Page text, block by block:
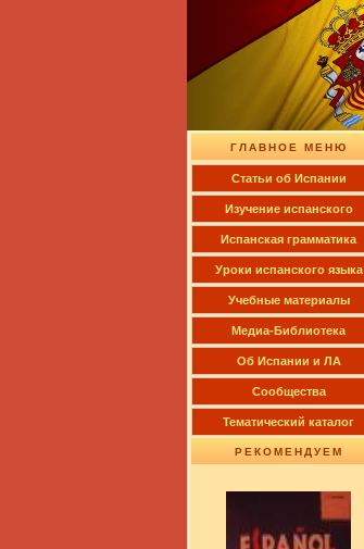
ГЛАВНОЕ МЕНЮ
Cтатьи об Испании
Изучение испанского
Испанская грамматика
Уроки испанского языка
Учебные материалы
Медиа-Библиотека
Об Испании и ЛА
Сообщества
Тематический каталог
РЕКОМЕНДУЕМ